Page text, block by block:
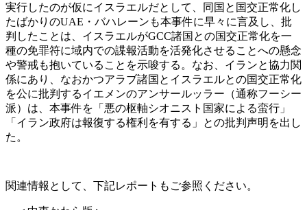
実行したのが仮にイスラエルだとして、同国と国交正常化し
たばかりのUAE・バハレーンも本事件に早々に言及し、批
判したことは、イスラエルがGCC諸国との国交正常化を一
種の免罪符に域内での諜報活動を活発化させることへの懸念
や警戒も抱いていることを示唆する。なお、イランと協力関
係にあり、なおかつアラブ諸国とイスラエルとの国交正常化
を公に批判するイエメンのアンサールッラー（通称フーシー
派）は、本事件を「悪の枢軸シオニスト国家による蛮行」
「イラン政府は報復する権利を有する」との批判声明を出し
た。
関連情報として、下記レポートもご参照ください。